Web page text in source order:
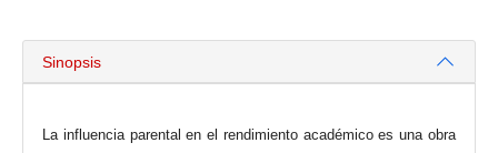
Sinopsis
La influencia parental en el rendimiento académico es una obra